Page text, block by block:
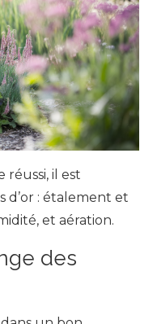
il est
d’or : étalement et
et aération.
des